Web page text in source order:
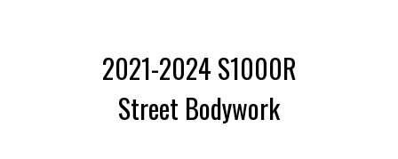
2021-2024 S1000R
Street Bodywork